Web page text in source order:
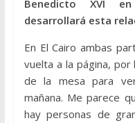
Benedicto XVI
desarrollará esta
En El Cairo ambas
vuelta a la página,
de la mesa para
mañana. Me parece
hay personas de